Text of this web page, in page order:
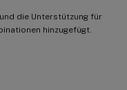
die Unterstützung für
hinzugefügt.